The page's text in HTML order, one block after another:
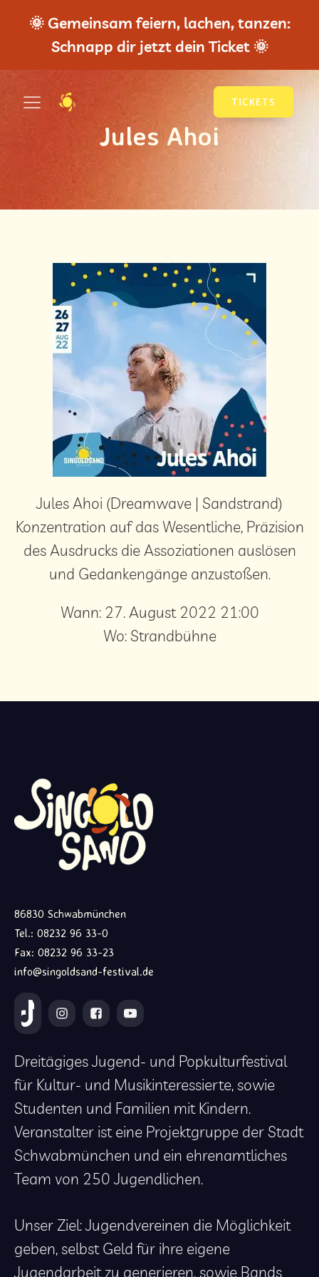
🌞 Gemeinsam feiern, lachen, tanzen:
Schnapp dir jetzt dein Ticket 🌞
TICKETS
Jules Ahoi
Jules Ahoi (Dreamwave | Sandstrand)
Konzentration auf das Wesentliche, Präzision
des Ausdrucks die Assoziationen auslösen
und Gedankengänge anzustoßen.
Wann: 27. August 2022 21:00
Wo:Strandbühne
86830 Schwabmünchen
Tel.: 08232 96 33-0
Fax: 08232 96 33-23
info@singoldsand-festival.de
Dreitägiges Jugend- und Popkulturfestival
für Kultur- und Musikinteressierte, sowie
Studenten und Familien mit Kindern.
Veranstalter ist eine Projektgruppe der Stadt
Schwabmünchen und ein ehrenamtliches
Team von 250 Jugendlichen.
Unser Ziel: Jugendvereinen die Möglichkeit
geben, selbst Geld für ihre eigene
Jugendarbeit zu generieren, sowie Bands